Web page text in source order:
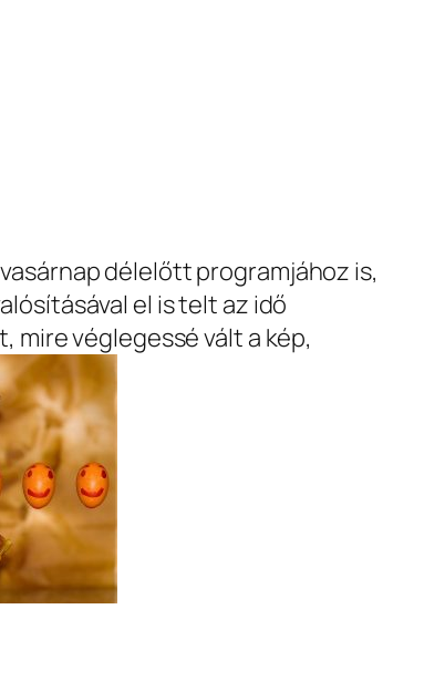
délelőtt programjához is,
el is telt az idő
mire véglegessé vált a kép,